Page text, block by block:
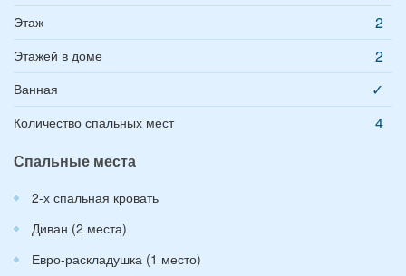
Этаж 2
Этажей в доме 2
Ванная ✓
Количество спальных мест
4
Спальные места
2-х спальная кровать
Диван (2 места)
Евро-раскладушка (1 место)